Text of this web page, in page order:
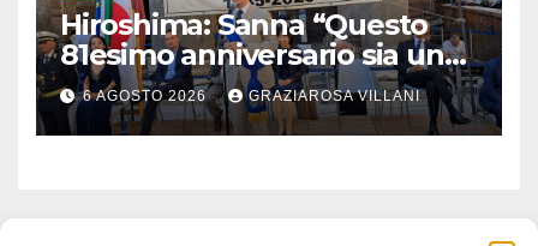
Hiroshima: Sanna “Questo
81esimo anniversario sia un
monito per tutti”
6 AGOSTO 2026 GRAZIAROSA VILLANI